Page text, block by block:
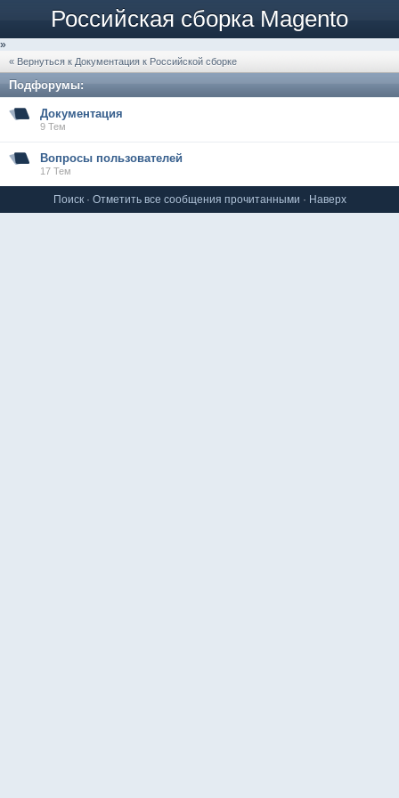
Российская сборка Magento
»
« Вернуться к Документация к Российской сборке
Подфорумы:
Документация
9 Тем
Вопросы пользователей
17 Тем
Поиск· Отметить все сообщения прочитанными · Наверх